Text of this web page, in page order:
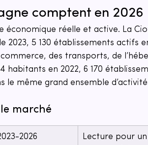
comptent en 2026
économique réelle et active. La
5 130 établissements actifs
des transports, de
habitants en 2022, 6 170
le même grand ensemble
marché
2026
Lecture pour